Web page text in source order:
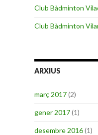
Club Bàdminton
Club Bàdminton
ARXIUS
març 2017(2)
gener 2017(1)
desembre 2016(1)